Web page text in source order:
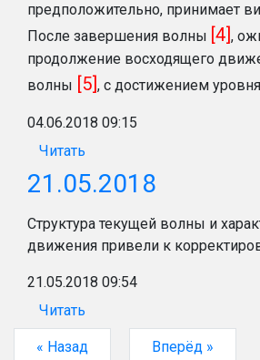
предположительно, принимает
После завершения волны [4],
продолжение восходящего
волны [5], с достижением
04.06.2018 09:15
Читать
21.05.2018
Структура текущей волны и
движения привели к
21.05.2018 09:54
Читать
« Назад Вперёд »